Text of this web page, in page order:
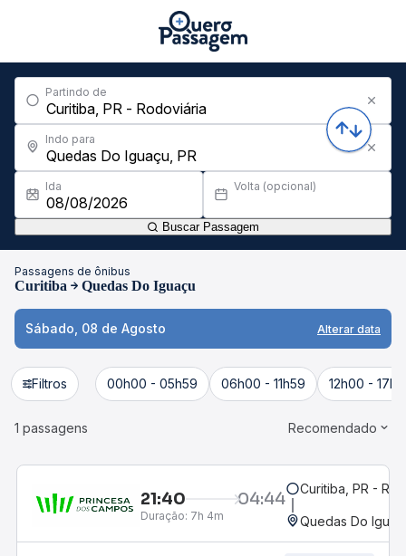
Partindo de
Indo para
Ida Volta (opcional)
Buscar Passagem
Passagens de ônibus
Curitiba Quedas Do Iguaçu
Sábado, 08 de Agosto Alterar data
Filtros 00h00 - 05h59 06h00 - 11h59 12h00 -
1 passagens Recomendado
21:40 04:44
Duração: 7h 4m
Curitiba, PR -
Quedas Do